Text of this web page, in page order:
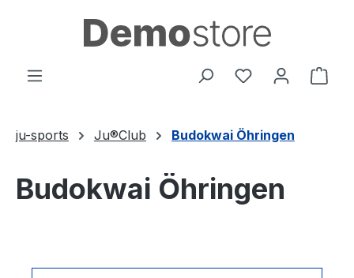
Zum Hauptinhalt springen
Du hast 0
ju-sports Ju®Club Budokwai Öhringen
Budokwai Öhringen